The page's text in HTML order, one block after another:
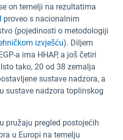
on temelji na rezultatima
proveo s nacionalnim
(pojedinosti o metodologiji
izvješću). Diljem
a ima HHAP, a još četiri
tako, 20 od 38 zemalja
sustave nadzora, a
sustave nadzora toplinskog
pružaju pregled postojećih
u Europi na temelju